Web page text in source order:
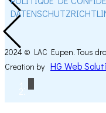
2024 © LAC Eupen. Tous
Creation by HG Web